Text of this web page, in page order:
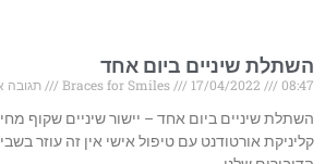
השתלת שיניים ביום אחד
Braces for Smiles 17/04/2022 08:47
תגובה
השתלת שיניים ביום אחד – יישור שיניים שקוף
קליניקת אורטודנט עם טיפול אישי אין זה עוזר